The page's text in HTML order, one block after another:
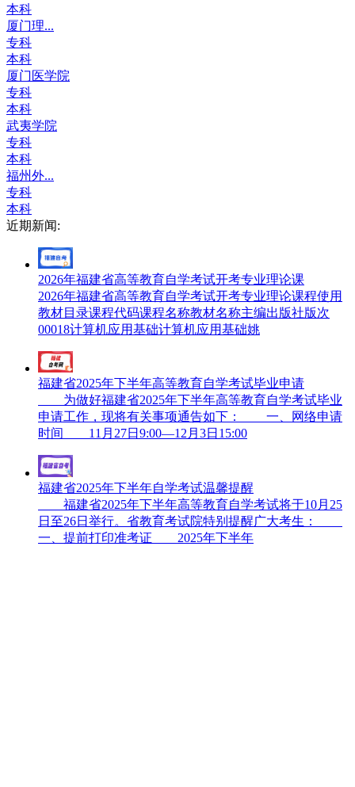
本科
厦门理...
专科
本科
厦门医学院
专科
本科
武夷学院
专科
本科
福州外...
专科
本科
近期新闻:
2026年福建省高等教育自学考试开考专业理论课
2026年福建省高等教育自学考试开考专业理论课程使用
教材目录课程代码课程名称教材名称主编出版社版次
00018计算机应用基础计算机应用基础姚
福建省2025年下半年高等教育自学考试毕业申请
为做好福建省2025年下半年高等教育自学考试毕业
申请工作，现将有关事项通告如下： 一、网络申请
时间 11月27日9:00—12月3日15:00
福建省2025年下半年自学考试温馨提醒
福建省2025年下半年高等教育自学考试将于10月25
日至26日举行。省教育考试院特别提醒广大考生：
一、提前打印准考证 2025年下半年